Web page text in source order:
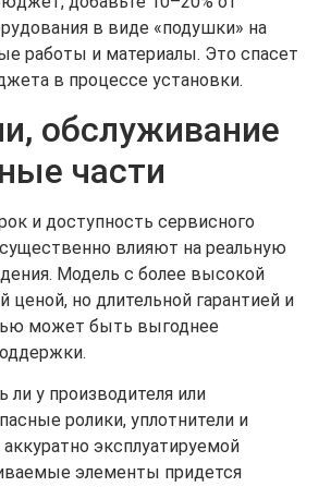
в виде «подушки» на
работы и материалы. Это спасет
в процессе установки.
обслуживание
части
и доступность сервисного
влияют на реальную
Модель с более высокой
ценой, но длительной гарантией и
может быть выгоднее
ли у производителя или
ролики, уплотнители и
эксплуатируемой
элементы придется